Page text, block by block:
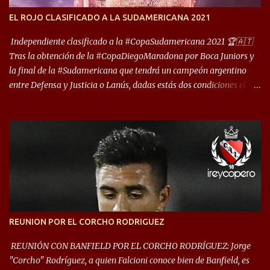
deporte”, afirmó Facundo Moyano. “Creo que Avellaneda...
EL ROJO CLASIFICADO A LA SUDAMERICANA 2021
Independiente clasificado a la #CopaSudamericana 2021 🏆🇦🇹
Tras la obtención de la #CopaDiegoMaradona por Boca Juniors y
la final de la #Sudamericana que tendrá un campeón argentino
entre Defensa y Justicia o Lanús, dadas estás dos condiciones el
que iniciará en fase de grupos con 6 partidos, de los cuales sólo los
primeros de cada grupo jugarán los 8vos. con los 3ros. mejores de
las fases de grupos de la #CopaLibertadores 2021. ¡Este año hay
noche de Copas Rey! ⚽🇦🇹👑🏆.
REUNION POR EL CORCHO RODRIGUEZ
REUNIÓN CON BANFIELD POR EL CORCHO RODRÍGUEZ: Jorge
"Corcho" Rodríguez, a quien Falcioni conoce bien de Banfield, es